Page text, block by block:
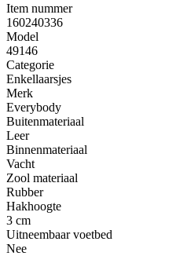
Item nummer
160240336
Model
49146
Categorie
Enkellaarsjes
Merk
Everybody
Buitenmateriaal
Leer
Binnenmateriaal
Vacht
Zool materiaal
Rubber
Hakhoogte
3 cm
Uitneembaar voetbed
Nee